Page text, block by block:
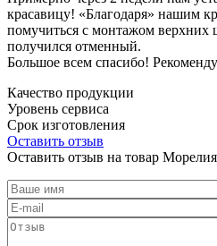
красавицу! «Благодаря» нашим
помучиться с монтажом верхних
получился отменный.
Большое всем спасибо!
Качество продукции
Уровень сервиса
Срок изготовления
Оставить отзыв
Оставить отзыв на товар Морелия